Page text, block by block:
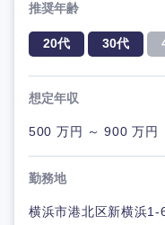
推奨年齢
20代 30代
想定年収
500 万円 ～ 900 万円
勤務地
横浜市港北区新横浜